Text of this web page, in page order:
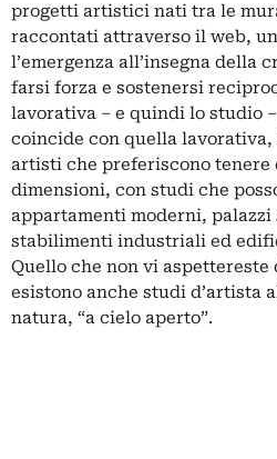
progetti artistici nati tra le
raccontati attraverso il web,
l’emergenza all’insegna della
farsi forza e sostenersi
lavorativa – e quindi lo studio
coincide con quella lavorativa,
artisti che preferiscono tenere
dimensioni, con studi che
appartamenti moderni,
stabilimenti industriali ed
Quello che non vi aspettereste
esistono anche studi d’artista
natura, “a cielo aperto”.